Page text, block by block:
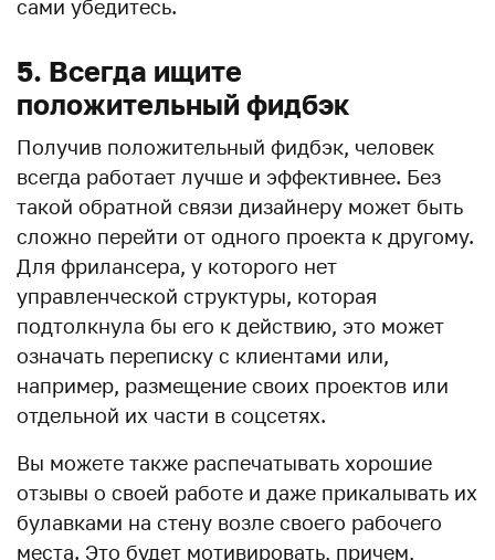
сами убедитесь.
5. Всегда ищите
положительный фидбэк
Получив положительный фидбэк, человек
всегда работает лучше и эффективнее. Без
такой обратной связи дизайнеру может быть
сложно перейти от одного проекта к другому.
Для фрилансера, у которого нет
управленческой структуры, которая
подтолкнула бы его к действию, это может
означать переписку с клиентами или,
например, размещение своих проектов или
отдельной их части в соцсетях.
Вы можете также распечатывать хорошие
отзывы о своей работе и даже прикалывать их
булавками на стену возле своего рабочего
места. Это будет мотивировать, причем,